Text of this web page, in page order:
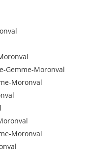
Gemme-Moronval
Moronval
Moronval